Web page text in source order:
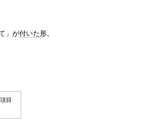
て」が付いた形。
目